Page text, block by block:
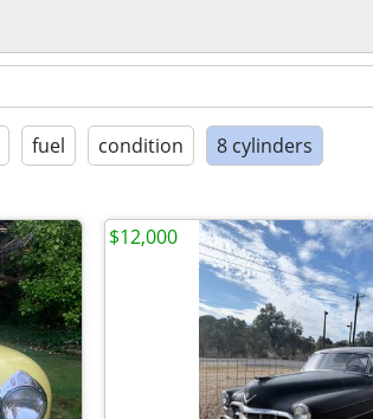
fuel condition 8 cylinders
$12,000